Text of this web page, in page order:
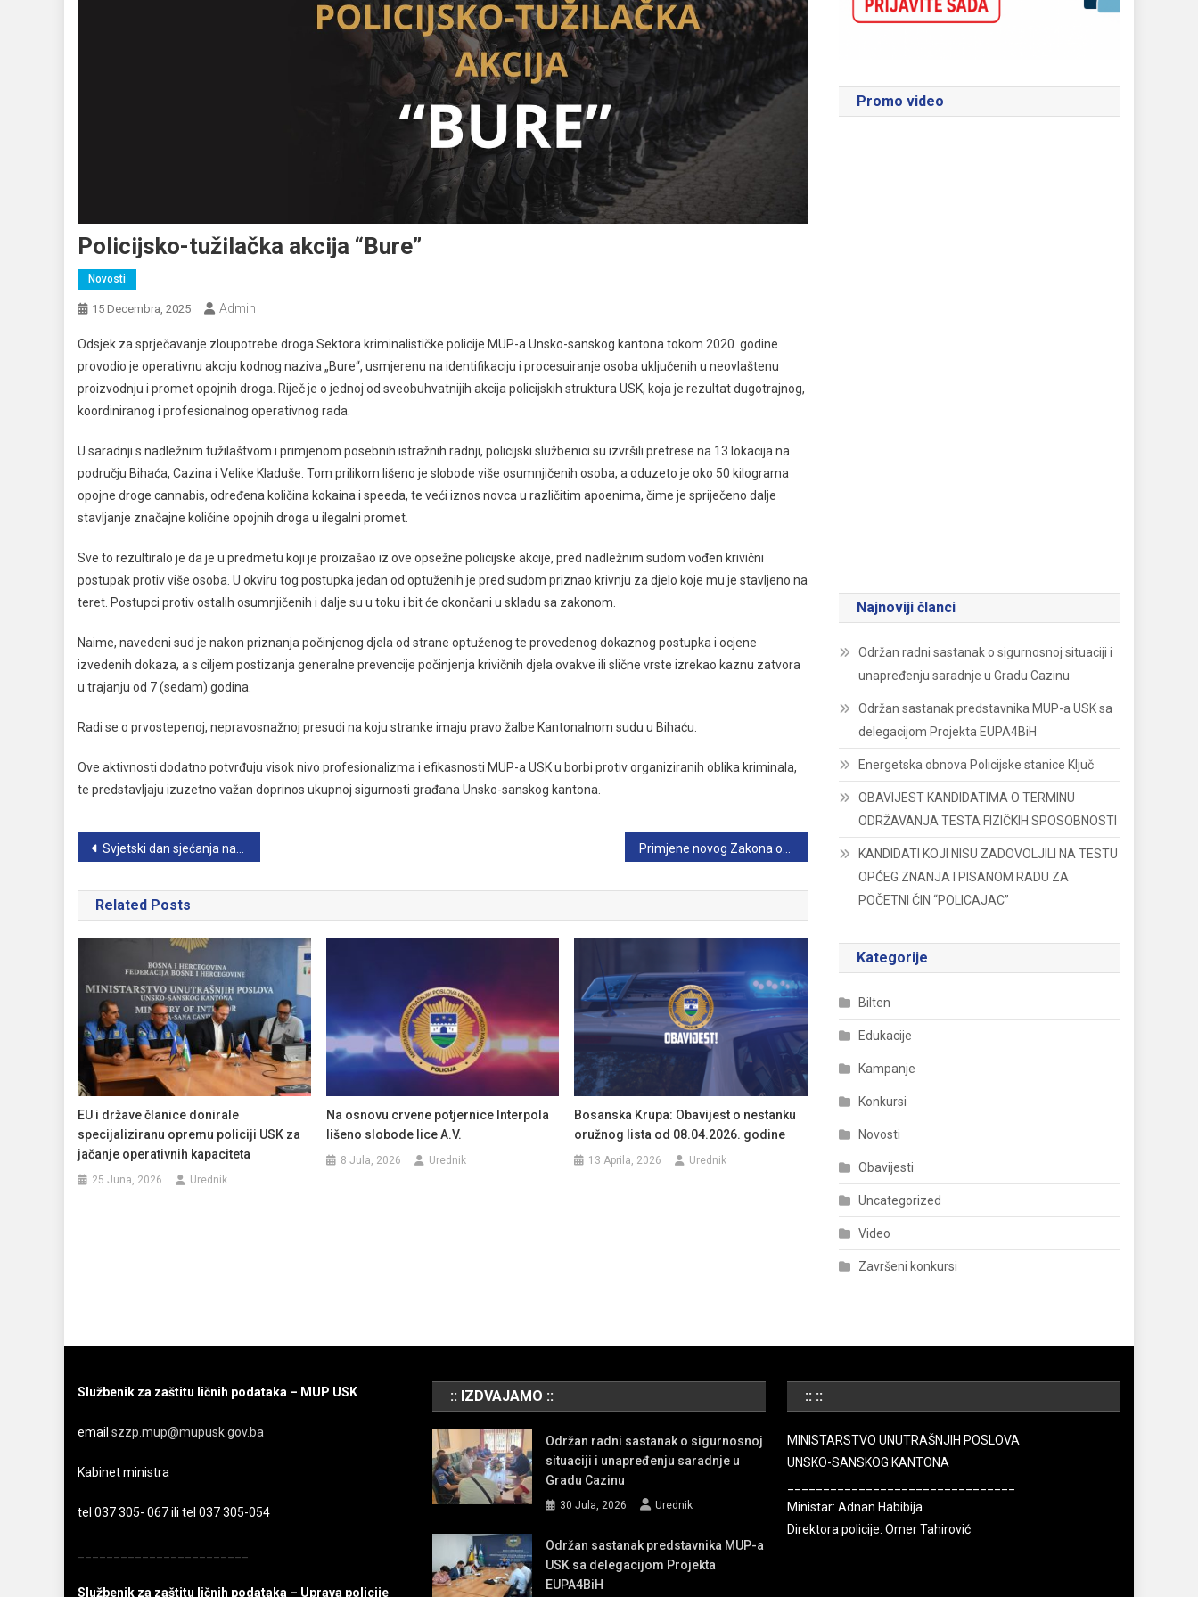
Policijsko-tužilačka akcija “Bure”
Novosti
15 Decembra, 2025 Admin
Odsjek za sprječavanje zloupotrebe droga Sektora kriminalističke policije MUP-a Unsko-sanskog kantona tokom 2020. godine
provodio je operativnu akciju kodnog naziva „Bure“, usmjerenu na identifikaciju i procesuiranje osoba uključenih u neovlaštenu
proizvodnju i promet opojnih droga. Riječ je o jednoj od sveobuhvatnijih akcija policijskih struktura USK, koja je rezultat dugotrajnog,
koordiniranog i profesionalnog operativnog rada.
U saradnji s nadležnim tužilaštvom i primjenom posebnih istražnih radnji, policijski službenici su izvršili pretrese na 13 lokacija na
području Bihaća, Cazina i Velike Kladuše. Tom prilikom lišeno je slobode više osumnjičenih osoba, a oduzeto je oko 50 kilograma
opojne droge cannabis, određena količina kokaina i speeda, te veći iznos novca u različitim apoenima, čime je spriječeno dalje
stavljanje značajne količine opojnih droga u ilegalni promet.
Sve to rezultiralo je da je u predmetu koji je proizašao iz ove opsežne policijske akcije, pred nadležnim sudom vođen krivični
postupak protiv više osoba. U okviru tog postupka jedan od optuženih je pred sudom priznao krivnju za djelo koje mu je stavljeno na
teret. Postupci protiv ostalih osumnjičenih i dalje su u toku i bit će okončani u skladu sa zakonom.
Naime, navedeni sud je nakon priznanja počinjenog djela od strane optuženog te provedenog dokaznog postupka i ocjene
izvedenih dokaza, a s ciljem postizanja generalne prevencije počinjenja krivičnih djela ovakve ili slične vrste izrekao kaznu zatvora
u trajanju od 7 (sedam) godina.
Radi se o prvostepenoj, nepravosnažnoj presudi na koju stranke imaju pravo žalbe Kantonalnom sudu u Bihaću.
Ove aktivnosti dodatno potvrđuju visok nivo profesionalizma i efikasnosti MUP-a USK u borbi protiv organiziranih oblika kriminala,
te predstavljaju izuzetno važan doprinos ukupnoj sigurnosti građana Unsko-sanskog kantona.
Navigacija
članaka
Svjetski dan sjećanja na žrtve saobraćajnih nezgoda
Related Posts
EU i države članice donirale
specijaliziranu opremu policiji USK za
jačanje operativnih kapaciteta
25 Juna, 2026 Urednik
Na osnovu crvene potjernice Interpola
lišeno slobode lice A.V.
8 Jula, 2026 Urednik
Bosanska Krupa: Obavijest o nestanku
oružnog lista od 08.04.2026. godine
13 Aprila, 2026 Urednik
Promo video
Najnoviji članci
Održan radni sastanak o sigurnosnoj situaciji i
unapređenju saradnje u Gradu Cazinu
Održan sastanak predstavnika MUP-a USK sa
delegacijom Projekta EUPA4BiH
Energetska obnova Policijske stanice Ključ
OBAVIJEST KANDIDATIMA O TERMINU
ODRŽAVANJA TESTA FIZIČKIH SPOSOBNOSTI
KANDIDATI KOJI NISU ZADOVOLJILI NA TESTU
OPĆEG ZNANJA I PISANOM RADU ZA
POČETNI ČIN “POLICAJAC”
Kategorije
Bilten
Edukacije
Kampanje
Konkursi
Novosti
Obavijesti
Uncategorized
Video
Završeni konkursi
Službenik za zaštitu ličnih podataka – MUP USK
emailszzp.mup@mupusk.gov.ba
Kabinet ministra
tel 037 305- 067 ili tel 037 305-054
Službenik za zaštitu ličnih podataka – Uprava policije
:: IZDVAJAMO ::
Održan radni sastanak o sigurnosnoj
situaciji i unapređenju saradnje u
Gradu Cazinu
30 Jula, 2026 Urednik
Održan sastanak predstavnika MUP-a
USK sa delegacijom Projekta
EUPA4BiH
:: ::
MINISTARSTVO UNUTRAŠNJIH POSLOVA
UNSKO-SANSKOG KANTONA
Ministar: Adnan Habibija
Direktora policije: Omer Tahirović